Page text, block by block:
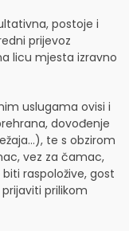
postoje i
prijevoz
licu mjesta izravno
uslugama ovisi i
dovođenje
te s obzirom
vez za čamac,
raspoložive, gost
prilikom